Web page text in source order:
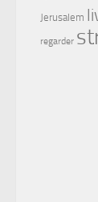
Jerusalem
regarder